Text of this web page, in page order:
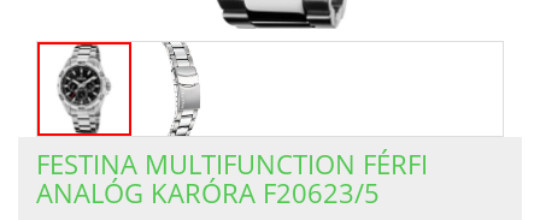
FESTINA MULTIFUNCTION FÉRFI
ANALÓG KARÓRA F20623/5